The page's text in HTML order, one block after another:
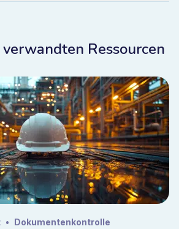
Ressourcen
• Dokumentenkontrolle